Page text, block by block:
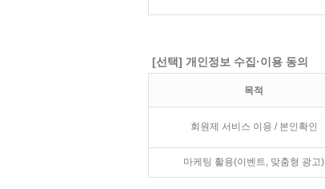
[선택] 개인정보 수집·이용 동의
목적
회원제 서비스 이용 / 본인확인
마케팅 활용(이벤트, 맞춤형 광고)